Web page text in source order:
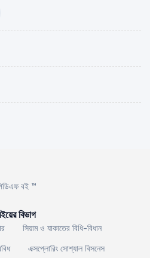
বই ™
বিভাগ
সিয়াম ও যাকাতের বিধি-বিধান
এক্সপ্লোরিং সোশ্যাল বিসনেস